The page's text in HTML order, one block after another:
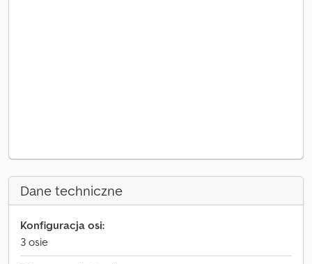
Dane techniczne
Konfiguracja osi:
3 osie